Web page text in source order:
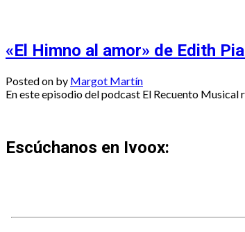
«El Himno al amor» de Edith
Posted on by Margot Martín
En este episodio del podcast El Recuento Musical
Escúchanos en Ivoox: